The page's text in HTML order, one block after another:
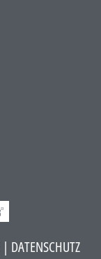
| DATENSCHUTZ